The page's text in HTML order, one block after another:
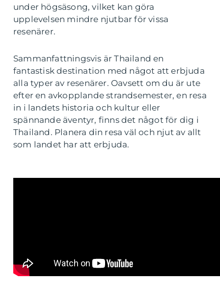
under högsäsong, vilket kan göra
upplevelsen mindre njutbar för vissa
resenärer.
Sammanfattningsvis är Thailand en
fantastisk destination med något att erbjuda
alla typer av resenärer. Oavsett om du är ute
efter en avkopplande strandsemester, en resa
in i landets historia och kultur eller
spännande äventyr, finns det något för dig i
Thailand. Planera din resa väl och njut av allt
som landet har att erbjuda.